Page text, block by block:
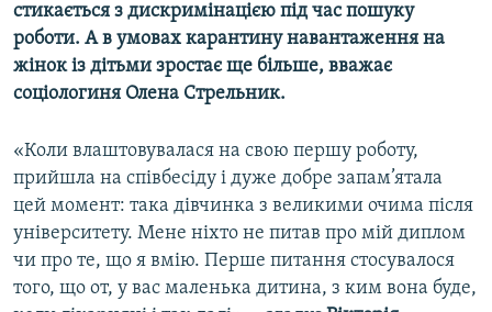
стикається з дискримінацією під час пошуку
роботи. А в умовах карантину навантаження на
жінок із дітьми зростає ще більше, вважає
соціологиня Олена Стрельник.
«Коли влаштовувалася на свою першу роботу,
прийшла на співбесіду і дуже добре запам’ятала
цей момент: така дівчинка з великими очима після
університету. Мене ніхто не питав про мій диплом
чи про те, що я вмію. Перше питання стосувалося
того, що от, у вас маленька дитина, з ким вона буде,